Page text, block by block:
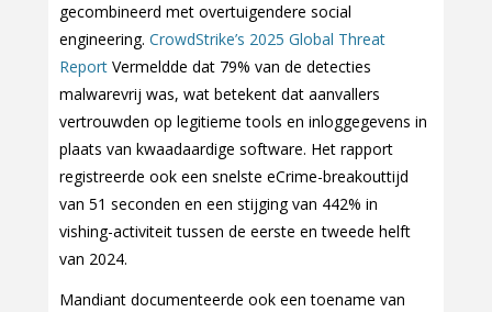
gecombineerd met overtuigendere social
engineering. CrowdStrike’s 2025 Global Threat
Report Vermeldde dat 79% van de detecties
malwarevrij was, wat betekent dat aanvallers
vertrouwden op legitieme tools en inloggegevens in
plaats van kwaadaardige software. Het rapport
registreerde ook een snelste eCrime-breakouttijd
van 51 seconden en een stijging van 442% in
vishing-activiteit tussen de eerste en tweede helft
van 2024.
Mandiant documenteerde ook een toename van